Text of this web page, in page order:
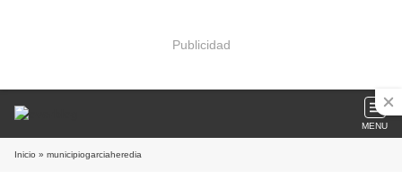
Publicidad
MENU
Inicio » municipiogarciaheredia